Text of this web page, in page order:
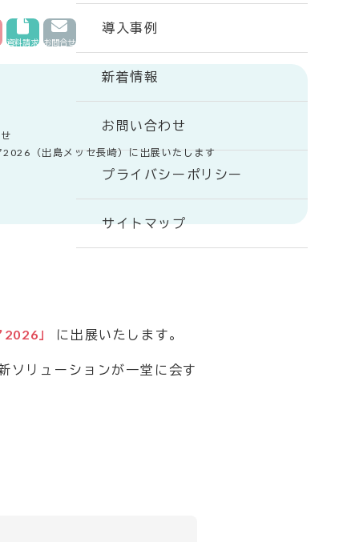
資料請求 お問合せ
導入事例
新着情報
お問い合わせ
プライバシーポリシー
サイトマップ
2026（出島メッセ長崎）に出展いたします
」 に出展いたします。
ソリューションが一堂に会す